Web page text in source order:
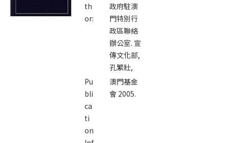
th
or:
政府駐澳
門特別行
政區聯絡
辦公室. 宣
傳文化部,
孔繁壯,
Pu
bli
ca
ti
on
澳門基金
會 2005.